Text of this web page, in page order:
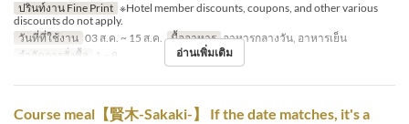
ปรินท์งาน Fine Print ※Hotel member discounts, coupons, and other various
discounts do not apply.
วันที่ที่ใช้งาน 03 ส.ค. ~ 15 ส.ค. มื้ออาหาร อาหารกลางวัน, อาหารเย็น
จำกัดการสั่งซื้อ
1 ~ 8 อ่านเพิ่มเติม
Course meal【賢木-Sakaki-】 If the date matches, it's a